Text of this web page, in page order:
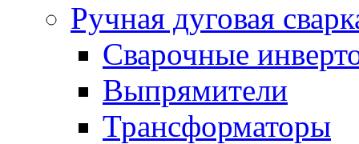
Ручная дуговая
Сварочные
Выпрямители
Трансформаторы